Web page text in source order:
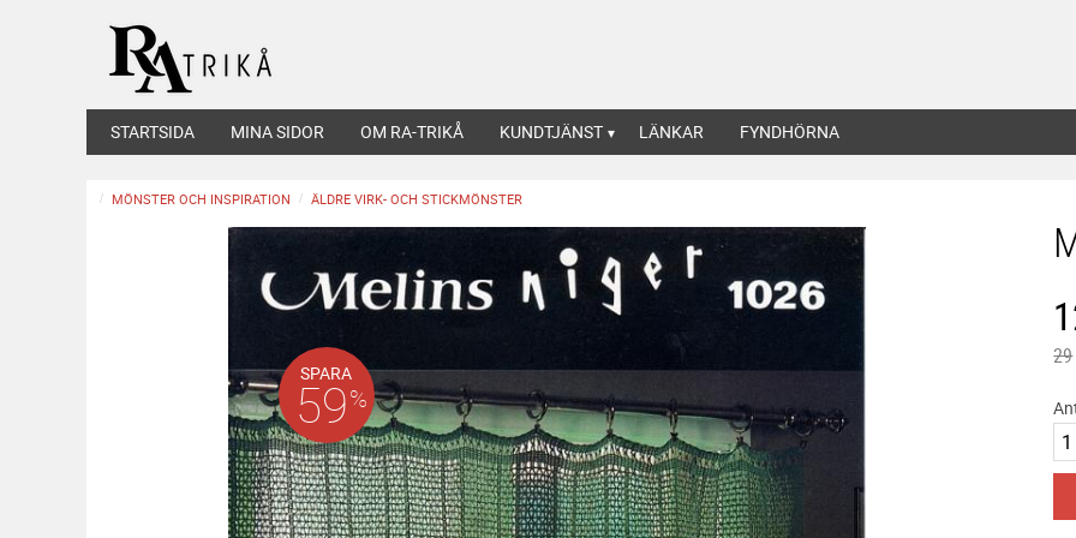
STARTSIDA MINA SIDOR OM RA-TRIKÅ KUNDTJÄNST LÄNKAR FYNDHÖRNA
MÖNSTER OCH INSPIRATION ÄLDRE VIRK- OCH STICKMÖNSTER
SPARA
59%
29